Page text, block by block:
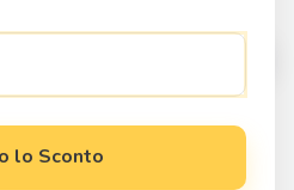
lo Sconto